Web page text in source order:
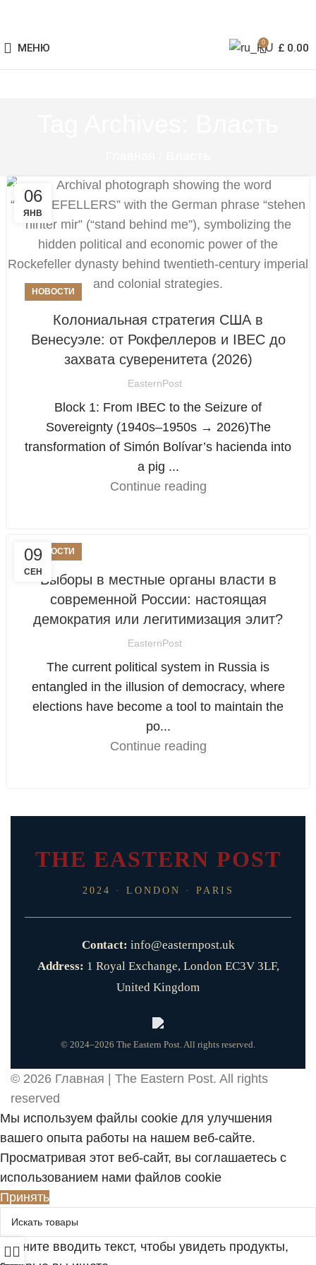
МЕНЮ 0 £ 0.00
06
ЯНВ
НОВОСТИ
Колониальная стратегия США в
Венесуэле: от Рокфеллеров и IBEC до
захвата суверенитета (2026)
EasternPost
Block 1: From IBEC to the Seizure of
Sovereignty (1940s–1950s → 2026)The
transformation of Simón Bolívar’s hacienda into
a pig ...
Continue reading
09
СЕН
НОВОСТИ
Выборы в местные органы власти в
современной России: настоящая
демократия или легитимизация элит?
EasternPost
The current political system in Russia is
entangled in the illusion of democracy, where
elections have become a tool to maintain the
po...
Continue reading
THE EASTERN POST
2024 · LONDON · PARIS
Contact: info@easternpost.uk
Address: 1 Royal Exchange, London EC3V 3LF,
United Kingdom
© 2024–2026 The Eastern Post. All rights reserved.
© 2026 Главная | The Eastern Post. All rights
reserved
Мы используем файлы cookie для улучшения
вашего опыта работы на нашем веб-сайте.
Просматривая этот веб-сайт, вы соглашаетесь с
использованием нами файлов cookie
Принять
Начните вводить текст, чтобы увидеть продукты,